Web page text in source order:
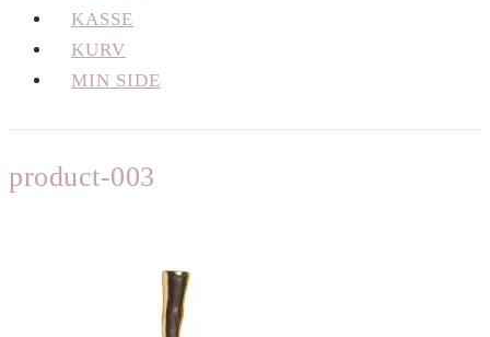
KASSE
KURV
MIN SIDE
product-003